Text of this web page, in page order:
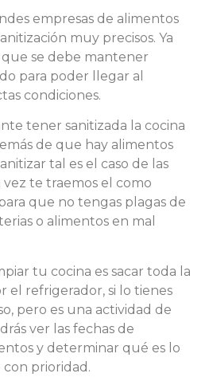
empresas de alimentos
muy precisos. Ya
se debe mantener
para poder llegar al
condiciones.
tener sanitizada la cocina
de que hay alimentos
tal es el caso de las
te traemos el como
que no tengas plagas de
o alimentos en mal
tu cocina es sacar toda la
el refrigerador, si lo tienes
pero es una actividad de
ver las fechas de
y determinar qué es lo
prioridad.